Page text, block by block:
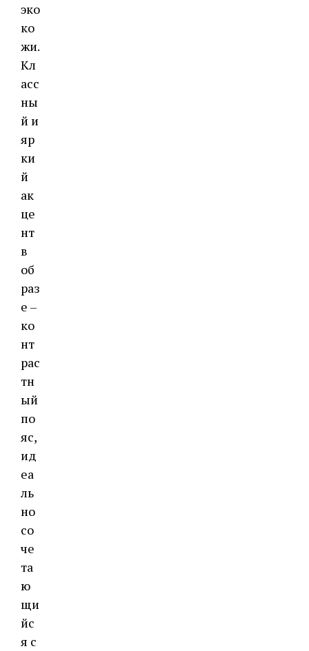
эко
ко
жи.
Кл
асс
ны
й и
яр
ки
й
ак
це
нт
в
об
раз
е –
ко
нт
рас
тн
ый
по
яс,
ид
еа
ль
но
со
че
та
ю
щи
йс
я с